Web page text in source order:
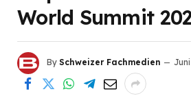
World Summit
By Schweizer Fachmedien